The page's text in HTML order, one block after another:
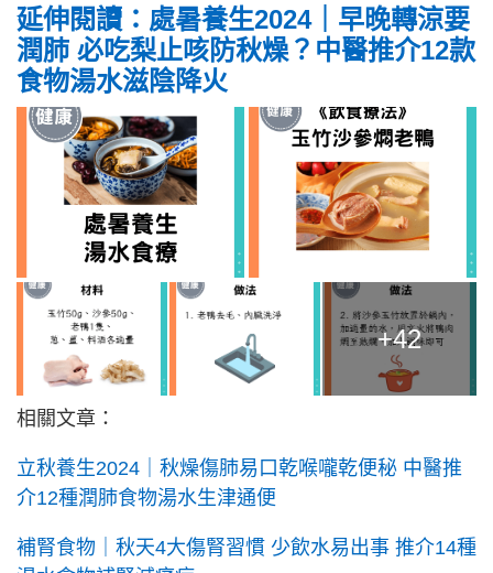
延伸閱讀：處暑養生2024｜早晚轉涼要
潤肺 必吃梨止咳防秋燥？中醫推介12款
食物湯水滋陰降火
+42
相關文章：
立秋養生2024｜秋燥傷肺易口乾喉嚨乾便秘 中醫推
介12種潤肺食物湯水生津通便
補腎食物｜秋天4大傷腎習慣 少飲水易出事 推介14種